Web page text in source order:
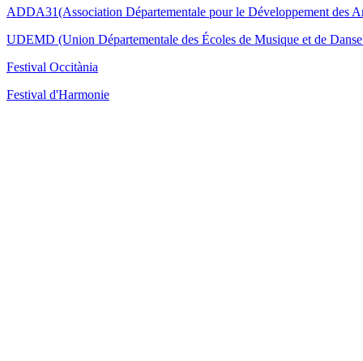
ADDA31(Association Départementale pour le Développement des
UDEMD (Union Départementale des Écoles de Musique et de
Festival Occitània
Festival d'Harmonie